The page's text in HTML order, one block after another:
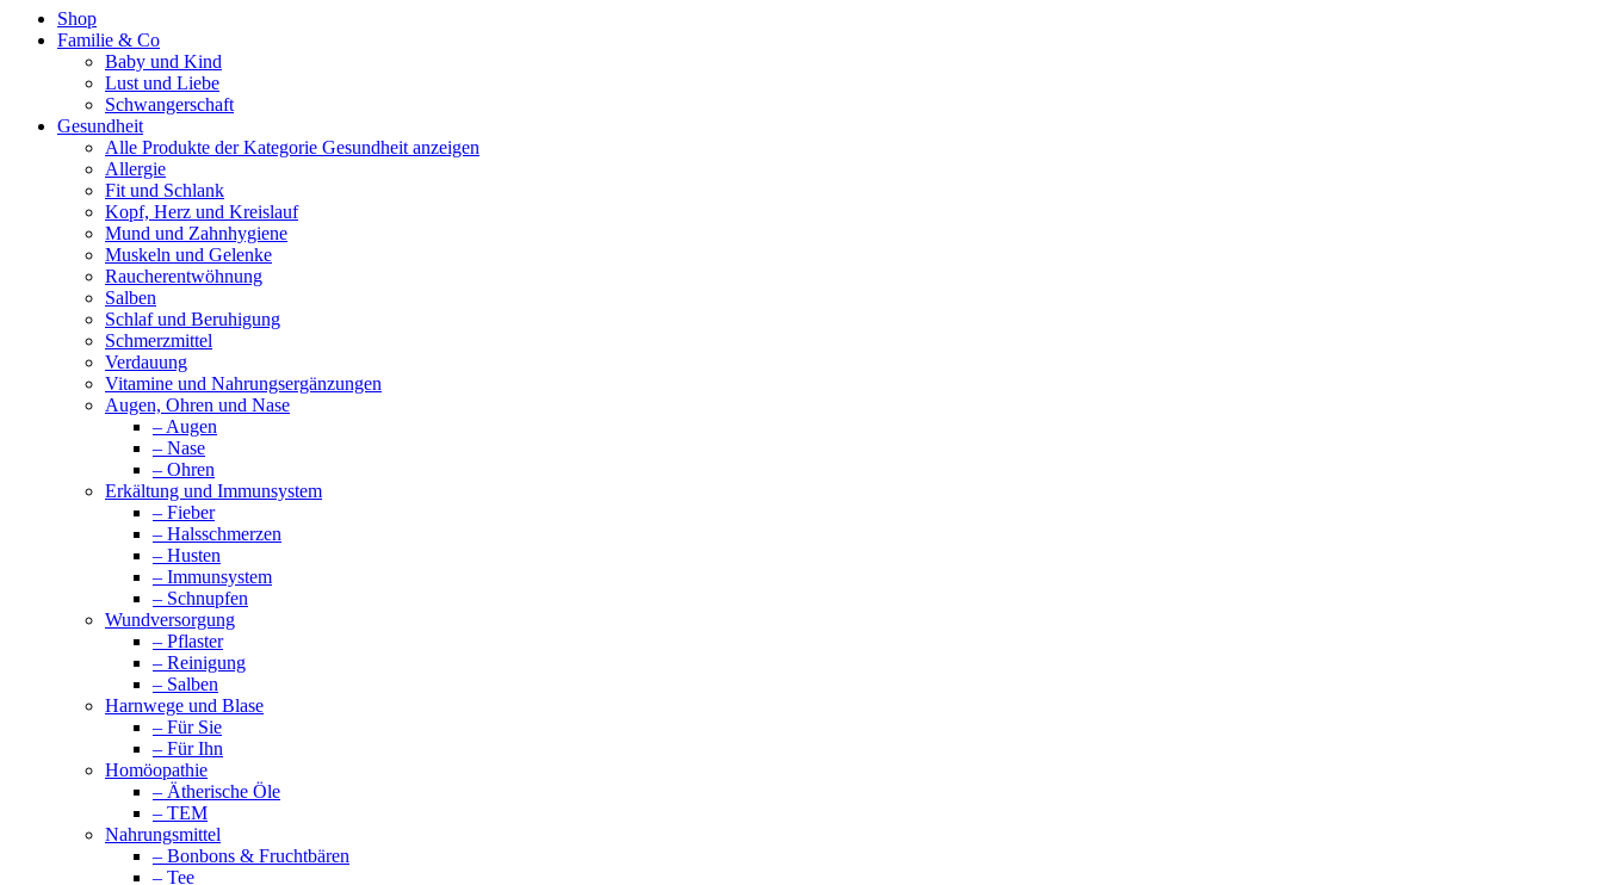
page
opens
Shop
Familie & Co
Baby und Kind
Lust und Liebe
Schwangerschaft
Gesundheit
Alle Produkte der Kategorie Gesundheit anzeigen
Allergie
Fit und Schlank
Kopf, Herz und Kreislauf
Mund und Zahnhygiene
Muskeln und Gelenke
Raucherentwöhnung
Salben
Schlaf und Beruhigung
Schmerzmittel
Verdauung
Vitamine und Nahrungsergänzungen
Augen, Ohren und Nase
– Augen
– Nase
– Ohren
Erkältung und Immunsystem
– Fieber
– Halsschmerzen
– Husten
– Immunsystem
– Schnupfen
Wundversorgung
– Pflaster
– Reinigung
– Salben
Harnwege und Blase
– Für Sie
– Für Ihn
Homöopathie
– Ätherische Öle
– TEM
Nahrungsmittel
– Bonbons & Fruchtbären
– Tee